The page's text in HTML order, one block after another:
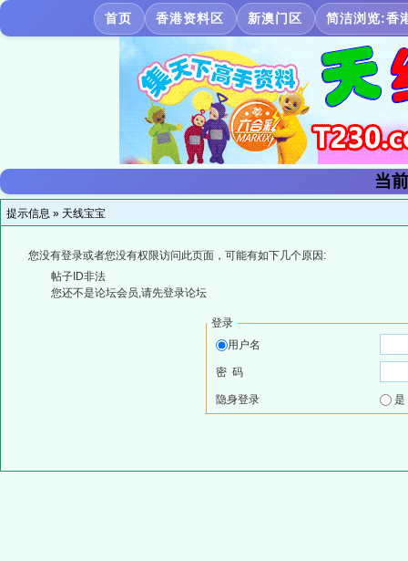
首页 香港资料区 新澳门区 简洁浏览:香
当
提示信息 » 天线宝宝
您没有登录或者您没有权限访问此页面，可能有如下几个原因:
帖子ID非法
您还不是论坛会员,请先登录论坛
登录
用户名
密 码
隐身登录